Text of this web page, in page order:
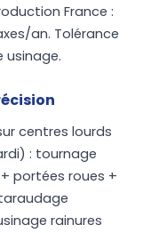
France :
an. Tolérance
usinage.
centres lourds
: tournage
portées roues +
rainures